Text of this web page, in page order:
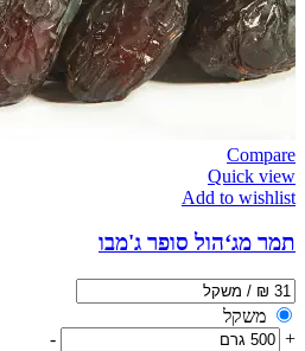
Compare
Quick view
Add to wishlist
תמר מג‘הול סופר ג'מבו
משקל
+
-